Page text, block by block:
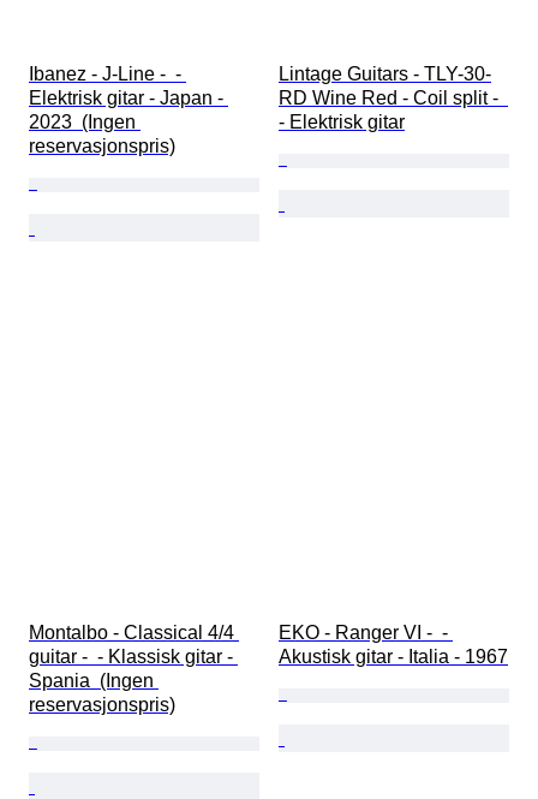
Ibanez - J-Line -  -
Elektrisk gitar - Japan -
2023  (Ingen
reservasjonspris)
Lintage Guitars - TLY-30-
RD Wine Red - Coil split -
- Elektrisk gitar
Montalbo - Classical 4/4
guitar -  - Klassisk gitar -
Spania  (Ingen
reservasjonspris)
EKO - Ranger VI -  -
Akustisk gitar - Italia - 1967